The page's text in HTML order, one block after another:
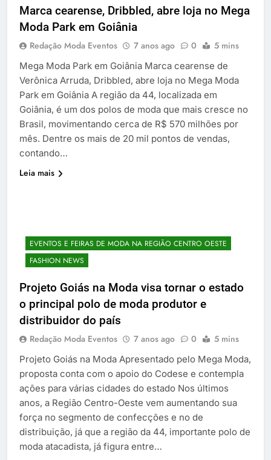
Marca cearense, Dribbled, abre loja no Mega
Moda Park em Goiânia
Redação Moda Eventos 7 anos ago 0 5 mins
Mega Moda Park em Goiânia Marca cearense de
Verônica Arruda, Dribbled, abre loja no Mega Moda
Park em Goiânia A região da 44, localizada em
Goiânia, é um dos polos de moda que mais cresce no
Brasil, movimentando cerca de R$ 570 milhões por
mês. Dentre os mais de 20 mil pontos de vendas,
contando…
Leia mais
EVENTOS E FEIRAS DE MODA NA REGIÃO CENTRO OESTE
FASHION NEWS
Projeto Goiás na Moda visa tornar o estado
o principal polo de moda produtor e
distribuidor do país
Redação Moda Eventos 7 anos ago 0 5 mins
Projeto Goiás na Moda Apresentado pelo Mega Moda,
proposta conta com o apoio do Codese e contempla
ações para várias cidades do estado Nos últimos
anos, a Região Centro-Oeste vem aumentando sua
força no segmento de confecções e no de
distribuição, já que a região da 44, importante polo de
moda atacadista, já figura entre…